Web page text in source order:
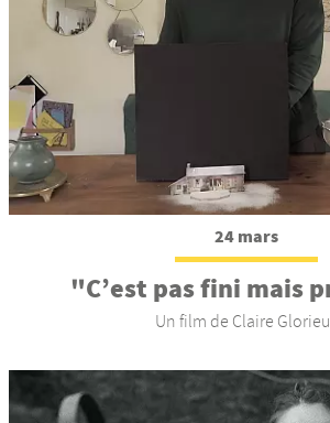
24 mars
"C’est pas fini mais
Un film de Claire